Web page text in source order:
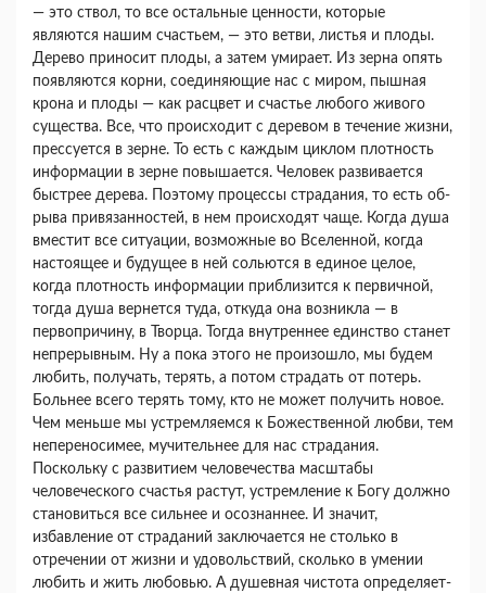
— это ствол, то все остальные ценности, которые
являются нашим счастьем, — это ветви, листья и плоды.
Дерево приносит плоды, а затем умирает. Из зерна опять
появляются корни, соединяющие нас с миром, пышная
крона и плоды — как расцвет и счастье любого живого
существа. Все, что происходит с деревом в течение жизни,
прессуется в зерне. То есть с каждым циклом плотность
информации в зерне повышается. Человек развивается
быстрее дерева. Поэтому процессы страдания, то есть об­
рыва привязанностей, в нем происходят чаще. Когда душа
вместит все ситуации, возможные во Вселенной, когда
настоящее и будущее в ней соль­ются в единое целое,
когда плотность информации приблизится к первичной,
тогда душа вернется туда, откуда она возникла — в
первопричину, в Творца. Тогда внутреннее единство станет
непре­рывным. Ну а пока этого не произошло, мы будем
любить, получать, терять, а потом страдать от по­терь.
Больнее всего терять тому, кто не может получить новое.
Чем меньше мы устремляемся к Божественной любви, тем
непереносимее, мучи­тельнее для нас страдания.
Поскольку с развитием человечества масштабы
человеческого счастья рас­тут, устремление к Богу должно
становиться все сильнее и осознаннее. И значит,
избавление от страданий заключается не столько в
отречении от жизни и удовольствий, сколько в умении
любить и жить любовью. А душевная чистота определяет­